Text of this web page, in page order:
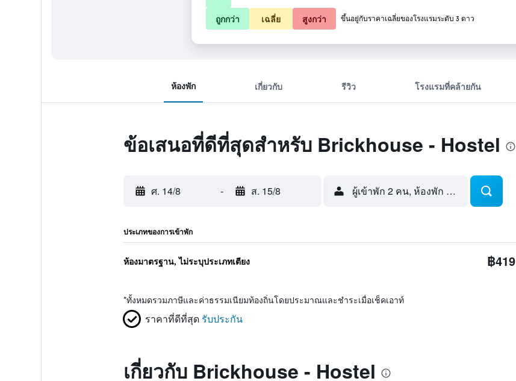
ห้องพัก เกี่ยวกับ รีวิว โรงแรมที่คล้ายกัน
ข้อเสนอที่ดีที่สุดสำหรับ Brickhouse - Hostel
ศ. 14/8 - ส. 15/8 ผู้เข้าพัก 2 คน, ห้องพัก 1 ห้อง
ประเภทของการเข้าพัก
ห้องมาตรฐาน, ไม่ระบุประเภทเตียง ฿419
*ทั้งหมดรวมภาษีและค่าธรรมเนียมท้องถิ่นโดยประมาณและชำระเมื่อเช็คเอาท์
ราคาที่ดีที่สุด รับประกัน
เกี่ยวกับ Brickhouse - Hostel
ถูกกว่า เฉลี่ย สูงกว่า ขึ้นอยู่กับราคาเฉลี่ยของโรงแรมระดับ 3 ดาว